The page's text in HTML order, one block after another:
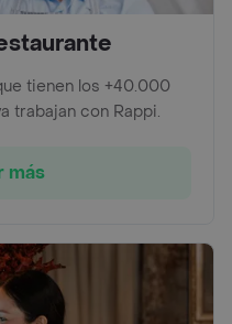
tienen los +40.000
trabajan con Rappi.
más